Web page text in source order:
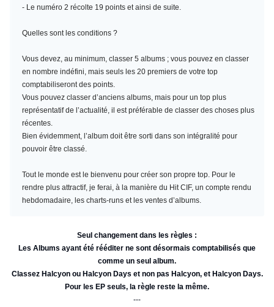
- Le numéro 2 récolte 19 points et ainsi de suite.
Quelles sont les conditions ?
Vous devez, au minimum, classer 5 albums ; vous pouvez en classer
en nombre indéfini, mais seuls les 20 premiers de votre top
comptabiliseront des points.
Vous pouvez classer d’anciens albums, mais pour un top plus
représentatif de l’actualité, il est préférable de classer des choses plus
récentes.
Bien évidemment, l’album doit être sorti dans son intégralité pour
pouvoir être classé.
Tout le monde est le bienvenu pour créer son propre top. Pour le
rendre plus attractif, je ferai, à la manière du Hit CIF, un compte rendu
hebdomadaire, les charts-runs et les ventes d’albums.
Seul changement dans les règles :
Les Albums ayant été rééditer ne sont désormais comptabilisés que
comme un seul album.
Classez Halcyon ou Halcyon Days et non pas Halcyon, et Halcyon Days.
Pour les EP seuls, la règle reste la même.
---